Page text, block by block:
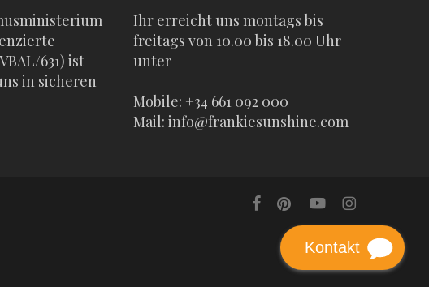
631) ist
in sicheren
Ihr erreicht uns montags bis
freitags von 10.00 bis 18.00 Uhr
unter
Mobile: +34 661 092 000
Mail:info@frankiesunshine.com
facebookpinterestyoutubeinstagram
Kontakt